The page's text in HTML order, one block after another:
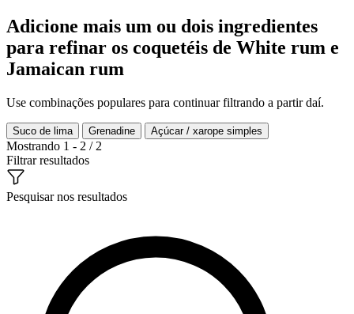
Adicione mais um ou dois ingredientes
para refinar os coquetéis de White rum e
Jamaican rum
Use combinações populares para continuar filtrando a partir daí.
Suco de lima Grenadine Açúcar / xarope simples
Mostrando 1 - 2 / 2
Filtrar resultados
Pesquisar nos resultados